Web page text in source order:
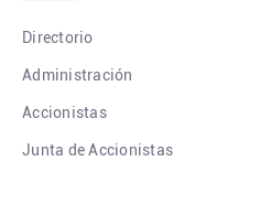
Directorio
Administración
Accionistas
Junta de Accionistas